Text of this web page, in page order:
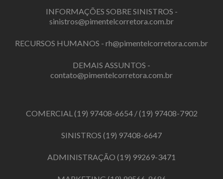
INFORMAÇÕES SOBRE SINISTROS -
sinistros@pimentelcorretora.com.br
RECURSOS HUMANOS - rh@pimentelcorretora.com.br
DEMAIS ASSUNTOS -
contato@pimentelcorretora.com.br
COMERCIAL(19) 97408-6654/(19) 97408-7902
SINISTROS (19) 97408-6647
ADMINISTRAÇÃO (19) 99269-3471